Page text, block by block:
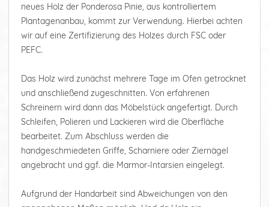
neues Holz der Ponderosa Pinie, aus kontrolliertem
Plantagenanbau, kommt zur Verwendung. Hierbei achten
wir auf eine Zertifizierung des Holzes durch FSC oder
PEFC.
Das Holz wird zunächst mehrere Tage im Ofen getrocknet
und anschließend zugeschnitten. Von erfahrenen
Schreinern wird dann das Möbelstück angefertigt. Durch
Schleifen, Polieren und Lackieren wird die Oberfläche
bearbeitet. Zum Abschluss werden die
handgeschmiedeten Griffe, Scharniere oder Ziernägel
angebracht und ggf. die Marmor-Intarsien eingelegt.
Aufgrund der Handarbeit sind Abweichungen von den